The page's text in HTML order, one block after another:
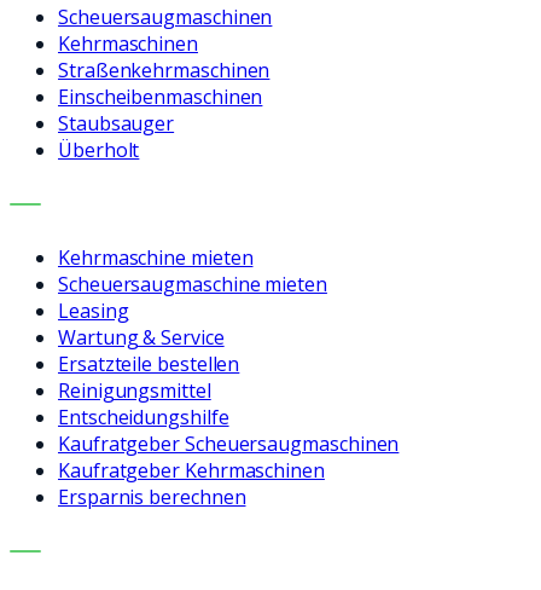
Scheuersaugmaschinen
Kehrmaschinen
Straßenkehrmaschinen
Einscheibenmaschinen
Staubsauger
Überholt
LEISTUNGEN
Kehrmaschine mieten
Scheuersaugmaschine mieten
Leasing
Wartung & Service
Ersatzteile bestellen
Reinigungsmittel
Entscheidungshilfe
Kaufratgeber Scheuersaugmaschinen
Kaufratgeber Kehrmaschinen
Ersparnis berechnen
UNTERNEHMEN